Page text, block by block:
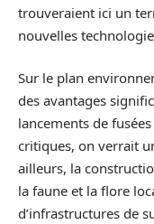
trouveraient ici un
nouvelles
Sur le plan
des avantages
lancements de
critiques, on verrait
ailleurs, la
la faune et la flore
d’infrastructures de